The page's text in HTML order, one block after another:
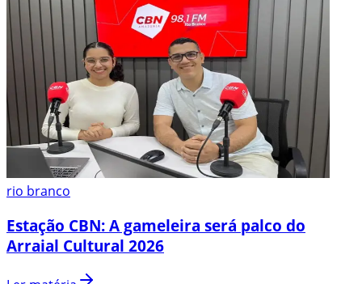
rio branco
Estação CBN: A gameleira será palco do
Arraial Cultural 2026